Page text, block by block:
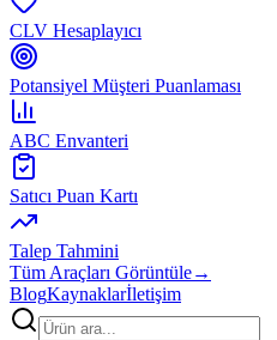
CLV Hesaplayıcı
Potansiyel Müşteri Puanlaması
ABC Envanteri
Satıcı Puan Kartı
Talep Tahmini
Tüm Araçları Görüntüle→
BlogKaynaklarİletişim